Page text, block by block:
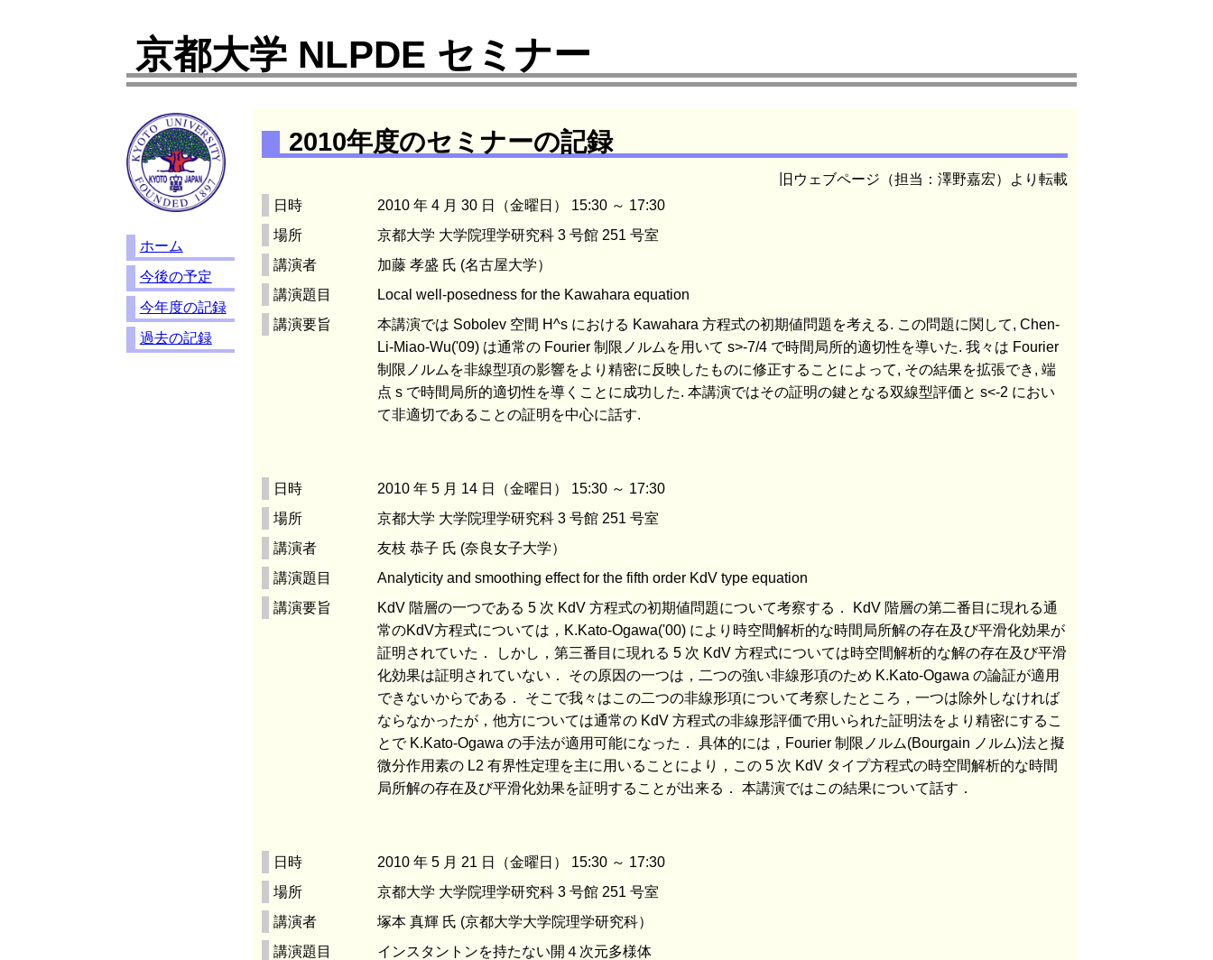
京都大学 NLPDE セミナー
ホーム
今後の予定
今年度の記録
過去の記録
2010年度のセミナーの記録
旧ウェブページ（担当：澤野嘉宏）より転載
日時
2010 年 4 月 30 日（金曜日） 15:30 ～ 17:30
場所
京都大学 大学院理学研究科 3 号館 251 号室
講演者
加藤 孝盛 氏 (名古屋大学）
講演題目
Local well-posedness for the Kawahara equation
講演要旨
本講演では Sobolev 空間 H^s における Kawahara 方程式の初期値問題を考える. この問題に関して, Chen-
Li-Miao-Wu('09) は通常の Fourier 制限ノルムを用いて s>-7/4 で時間局所的適切性を導いた. 我々は Fourier
制限ノルムを非線型項の影響をより精密に反映したものに修正することによって, その結果を拡張でき, 端
点 s で時間局所的適切性を導くことに成功した. 本講演ではその証明の鍵となる双線型評価と s<-2 におい
て非適切であることの証明を中心に話す.
日時
2010 年 5 月 14 日（金曜日） 15:30 ～ 17:30
場所
京都大学 大学院理学研究科 3 号館 251 号室
講演者
友枝 恭子 氏 (奈良女子大学）
講演題目
Analyticity and smoothing effect for the fifth order KdV type equation
講演要旨
KdV 階層の一つである 5 次 KdV 方程式の初期値問題について考察する． KdV 階層の第二番目に現れる通
常のKdV方程式については，K.Kato-Ogawa('00) により時空間解析的な時間局所解の存在及び平滑化効果が
証明されていた． しかし，第三番目に現れる 5 次 KdV 方程式については時空間解析的な解の存在及び平滑
化効果は証明されていない． その原因の一つは，二つの強い非線形項のため K.Kato-Ogawa の論証が適用
できないからである． そこで我々はこの二つの非線形項について考察したところ，一つは除外しなければ
ならなかったが，他方については通常の KdV 方程式の非線形評価で用いられた証明法をより精密にするこ
とで K.Kato-Ogawa の手法が適用可能になった． 具体的には，Fourier 制限ノルム(Bourgain ノルム)法と擬
微分作用素の L2 有界性定理を主に用いることにより，この 5 次 KdV タイプ方程式の時空間解析的な時間
局所解の存在及び平滑化効果を証明することが出来る． 本講演ではこの結果について話す．
日時
2010 年 5 月 21 日（金曜日） 15:30 ～ 17:30
場所
京都大学 大学院理学研究科 3 号館 251 号室
講演者
塚本 真輝 氏 (京都大学大学院理学研究科）
講演題目
インスタントンを持たない開４次元多様体